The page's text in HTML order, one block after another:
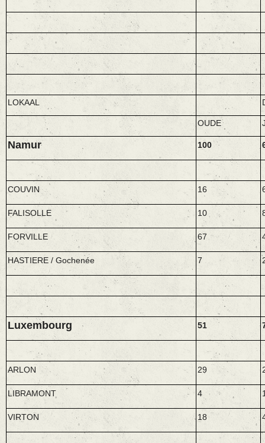
LOKAAL
OUDE
Namur 100
COUVIN 16
FALISOLLE 10
FORVILLE 67
HASTIERE / Gochenée 7
Luxembourg 51
ARLON 29
LIBRAMONT 4
VIRTON 18